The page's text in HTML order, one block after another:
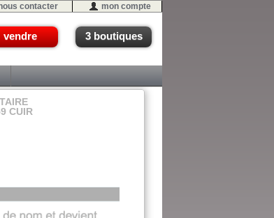
contacter mon compte
vendre 3 boutiques
CUIR